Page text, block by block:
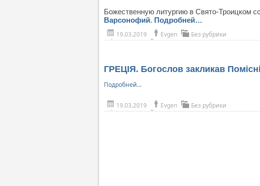
Божественную литургию в Свято-Троицком
Варсонофий. Подробней…
19.03.2019
Evgen Без рубрики
ГРЕЦІЯ. Богослов закликав
Подробней…
19.03.2019 Evgen Без рубрики